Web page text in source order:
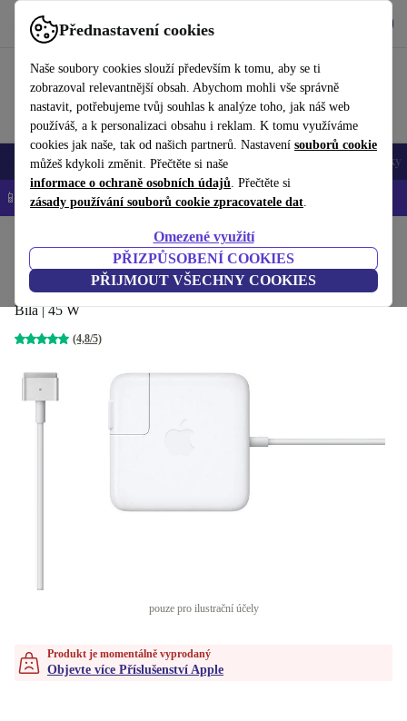
Přednastavení cookies
Naše soubory cookies slouží především k tomu, aby se ti
zobrazoval relevantnější obsah. Abychom mohli vše správně
nastavit, potřebujeme tvůj souhlas k analýze toho, jak náš web
používáš, a k personalizaci obsahu i reklam. K tomu využíváme
cookies jak naše, tak od našich partnerů. Nastavení souborů cookie
můžeš kdykoli změnit. Přečtěte si naše
informace o ochraně osobních údajů. Přečtěte si
zásady používání souborů cookie zpracovatele dat.
Omezené využití
PŘIZPŮSOBENÍ COOKIES
PŘIJMOUT VŠECHNY COOKIES
Používejte refurbed rychle a snadno
Mobily a smartphony Notebooky Tablety Doplňky
📱 -5 % NAVÍC na všechny iPhony – kód: IPHONEDEAL-
Příslušenství Příslušenství Apple
Apple MagSafe 2 napájecí adaptér
Bílá | 45 W
(4,8/5)
pouze pro ilustrační účely
Produkt je momentálně vyprodaný
Objevte více Příslušenství Apple